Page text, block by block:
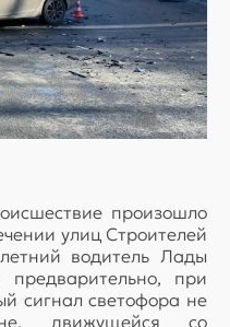
произошло
улиц Строителей
водитель Лады
при
сигнал светофора не
движущейся со